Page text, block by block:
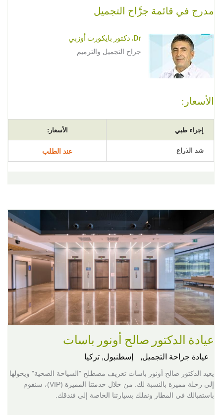
مدرج في قائمة جرَّاح التجميل
Dr. دكتور بايكورت أوزبي
جراح التجميل والترميم
الأسعار:
إجراء طبي الأسعار:
شد الذراع عند الطلب
عيادة الدكتور صالح أونور باسات
عيادة جراحة التجميل, إسطنبول, تركيا
يعيد الدكتور صالح أونور باسات تعريف مصطلح "السياحة الصحية" ويحولها
إلى رحلة مميزة بالنسبة لك. من خلال خدمتنا المميزة (VIP)، سنقوم
باستقبالك في المطار ونقلك بسيارتنا الخاصة إلى فندقك.